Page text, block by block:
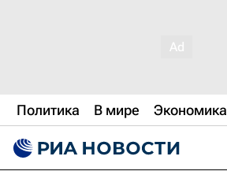
Политика В мире Экономика